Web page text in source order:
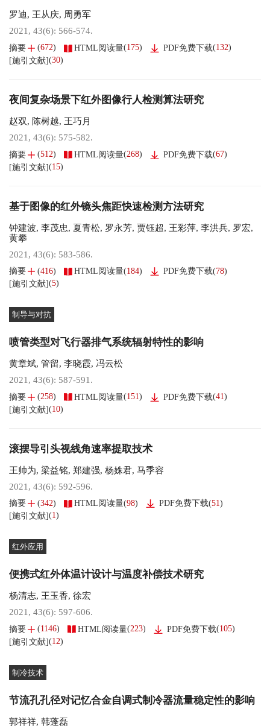
罗迪, 王从庆, 周勇军
2021, 43(6): 566-574.
摘要 (672) HTML阅读量(175) PDF免费下载(132)
[施引文献](30)
夜间复杂场景下红外图像行人检测算法研究
赵双, 陈树越, 王巧月
2021, 43(6): 575-582.
摘要 (512) HTML阅读量(268) PDF免费下载(67)
[施引文献](15)
基于图像的红外镜头焦距快速检测方法研究
钟建波, 李茂忠, 夏青松, 罗永芳, 贾钰超, 王彩萍, 李洪兵, 罗宏,
黄攀
2021, 43(6): 583-586.
摘要 (416) HTML阅读量(184) PDF免费下载(78)
[施引文献](5)
制导与对抗
喷管类型对飞行器排气系统辐射特性的影响
黄章斌, 管留, 李晓霞, 冯云松
2021, 43(6): 587-591.
摘要 (258) HTML阅读量(151) PDF免费下载(41)
[施引文献](10)
滚摆导引头视线角速率提取技术
王帅为, 梁益铭, 郑建强, 杨姝君, 马季容
2021, 43(6): 592-596.
摘要 (342) HTML阅读量(98) PDF免费下载(51)
[施引文献](1)
红外应用
便携式红外体温计设计与温度补偿技术研究
杨清志, 王玉香, 徐宏
2021, 43(6): 597-606.
摘要 (1146) HTML阅读量(223) PDF免费下载(105)
[施引文献](12)
制冷技术
节流孔孔径对记忆合金自调式制冷器流量稳定性的影响
郭祥祥, 韩蓬磊